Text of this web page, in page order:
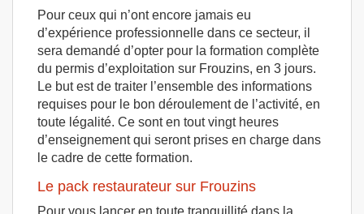
Pour ceux qui n’ont encore jamais eu
d’expérience professionnelle dans ce secteur, il
sera demandé d’opter pour la formation complète
du permis d’exploitation sur Frouzins, en 3 jours.
Le but est de traiter l’ensemble des informations
requises pour le bon déroulement de l’activité, en
toute légalité. Ce sont en tout vingt heures
d’enseignement qui seront prises en charge dans
le cadre de cette formation.
Le pack restaurateur sur Frouzins
Pour vous lancer en toute tranquillité dans la